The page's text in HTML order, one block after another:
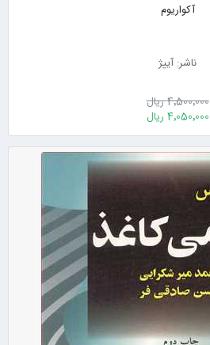
آکواریوم
ناشر: آییژ
4٬500٬000 ریال
4٬050٬000 ریال